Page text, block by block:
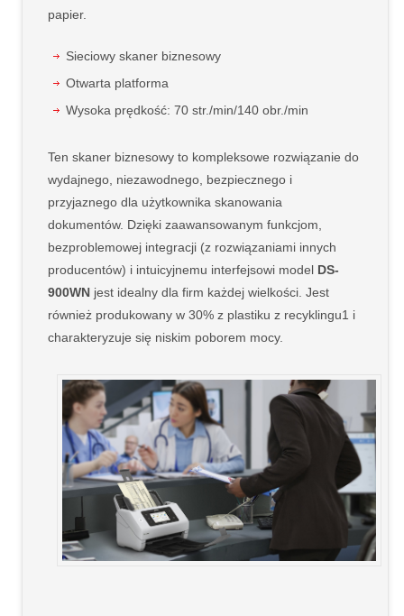
papier.
Sieciowy skaner biznesowy
Otwarta platforma
Wysoka prędkość: 70 str./min/140 obr./min
Ten skaner biznesowy to kompleksowe rozwiązanie do
wydajnego, niezawodnego, bezpiecznego i
przyjaznego dla użytkownika skanowania
dokumentów. Dzięki zaawansowanym funkcjom,
bezproblemowej integracji (z rozwiązaniami innych
producentów) i intuicyjnemu interfejsowi model DS-
900WN jest idealny dla firm każdej wielkości. Jest
również produkowany w 30% z plastiku z recyklingu1 i
charakteryzuje się niskim poborem mocy.